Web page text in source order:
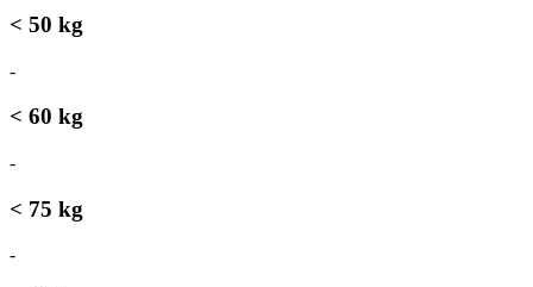
< 50 kg
-
< 60 kg
-
< 75 kg
-